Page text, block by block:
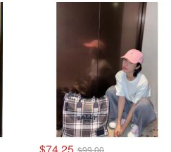
$99.00